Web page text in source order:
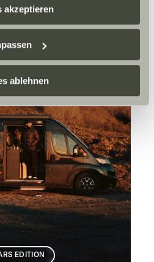
Informationen finden Sie hier:
in den Einstellungen aus,
zur Verarbeitung Ihrer
Die Einwilligung ist
Website nicht erforderlich
Einstellungen widerrufen
werden nur die
der Webseite gesetzt, die für
der Webseite und die
erforderlich sind.
akzeptieren
ablehnen
EDITION